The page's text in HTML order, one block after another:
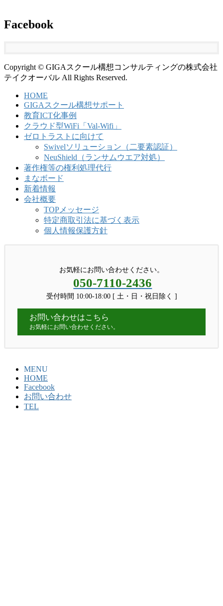
Facebook
Copyright © GIGAスクール構想コンサルティングの株式会社
テイクオーバル All Rights Reserved.
HOME
GIGAスクール構想サポート
教育ICT化事例
クラウド型WiFi「Val-Wifi」
ゼロトラストに向けて
Swivelソリューション（二要素認証）
NeuShield（ランサムウエア対処）
著作権等の権利処理代行
まなボード
新着情報
会社概要
TOPメッセージ
特定商取引法に基づく表示
個人情報保護方針
お気軽にお問い合わせください。
050-7110-2436
受付時間 10:00-18:00 [ 土・日・祝日除く ]
お問い合わせはこちら
お気軽にお問い合わせください。
MENU
HOME
Facebook
お問い合わせ
TEL